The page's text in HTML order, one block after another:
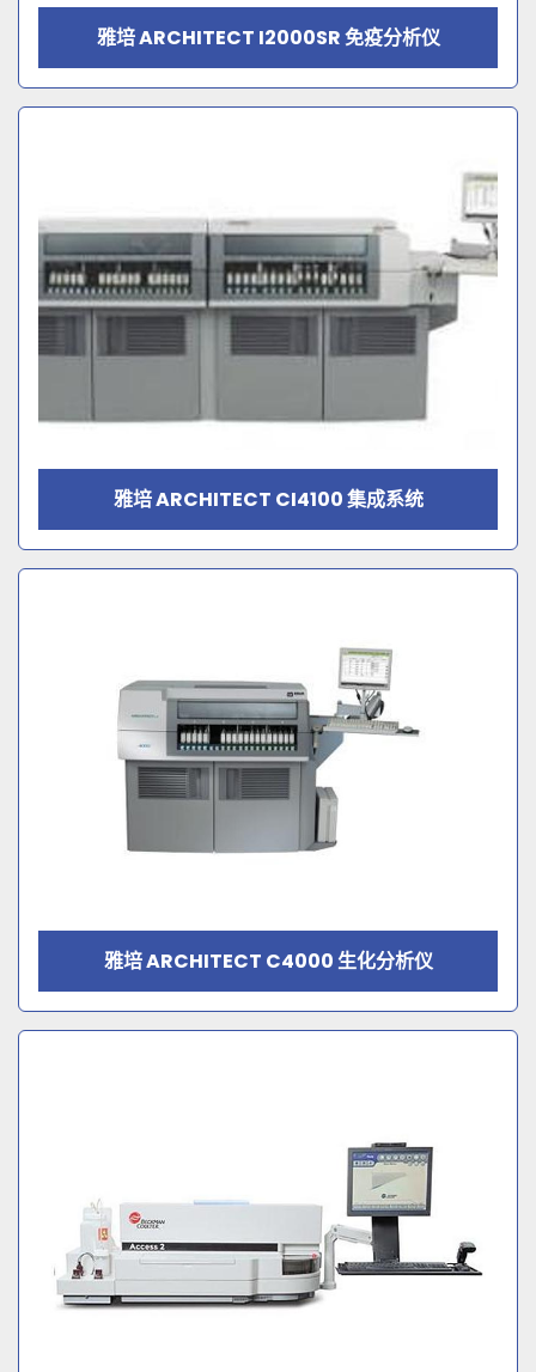
雅培 ARCHITECT I2000SR 免疫分析仪
雅培 ARCHITECT CI4100 集成系统
雅培 ARCHITECT C4000 生化分析仪